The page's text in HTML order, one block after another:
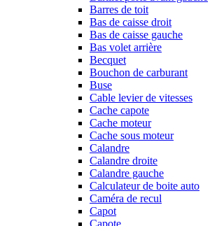
Barres de toit
Bas de caisse droit
Bas de caisse gauche
Bas volet arrière
Becquet
Bouchon de carburant
Buse
Cable levier de vitesses
Cache capote
Cache moteur
Cache sous moteur
Calandre
Calandre droite
Calandre gauche
Calculateur de boite auto
Caméra de recul
Capot
Capote